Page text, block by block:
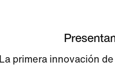
La primera innovación